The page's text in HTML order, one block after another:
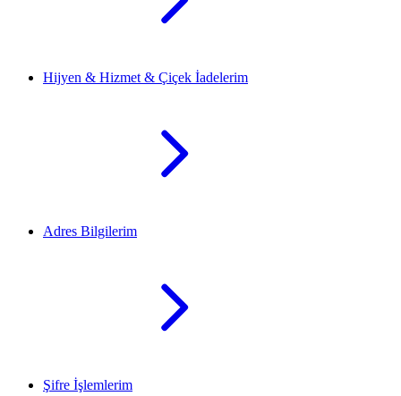
Hijyen & Hizmet & Çiçek İadelerim
Adres Bilgilerim
Şifre İşlemlerim